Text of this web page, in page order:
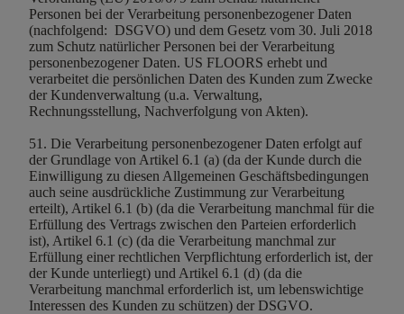
Personen bei der Verarbeitung personenbezogener Daten
(nachfolgend: DSGVO) und dem Gesetz vom 30. Juli 2018
zum Schutz natürlicher Personen bei der Verarbeitung
personenbezogener Daten. US FLOORS erhebt und
verarbeitet die persönlichen Daten des Kunden zum Zwecke
der Kundenverwaltung (u.a. Verwaltung,
Rechnungsstellung, Nachverfolgung von Akten).
51. Die Verarbeitung personenbezogener Daten erfolgt auf
der Grundlage von Artikel 6.1 (a) (da der Kunde durch die
Einwilligung zu diesen Allgemeinen Geschäftsbedingungen
auch seine ausdrückliche Zustimmung zur Verarbeitung
erteilt), Artikel 6.1 (b) (da die Verarbeitung manchmal für die
Erfüllung des Vertrags zwischen den Parteien erforderlich
ist), Artikel 6.1 (c) (da die Verarbeitung manchmal zur
Erfüllung einer rechtlichen Verpflichtung erforderlich ist, der
der Kunde unterliegt) und Artikel 6.1 (d) (da die
Verarbeitung manchmal erforderlich ist, um lebenswichtige
Interessen des Kunden zu schützen) der DSGVO.